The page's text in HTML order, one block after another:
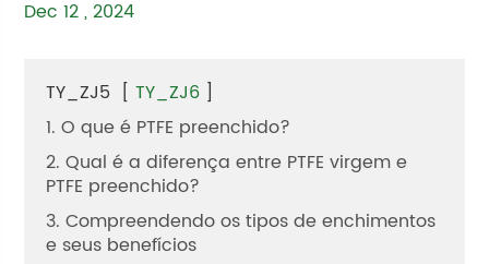
Dec 12 , 2024
TY_ZJ5 [ TY_ZJ6 ]
1. O que é PTFE preenchido?
2. Qual é a diferença entre PTFE virgem e
PTFE preenchido?
3. Compreendendo os tipos de enchimentos
e seus benefícios